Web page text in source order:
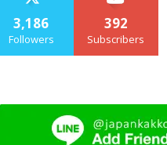
3,186
Followers
392
Subscribers